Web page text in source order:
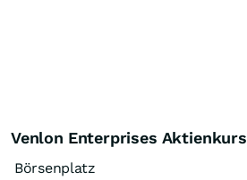
Venlon Enterprises Aktienkurs
Börsenplatz